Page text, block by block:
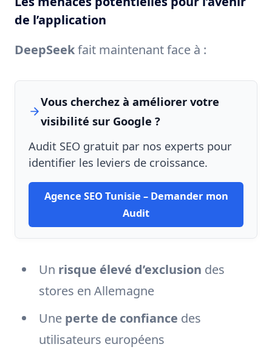
de l’application
DeepSeekfait maintenant face à :
Vous cherchez à améliorer votre
visibilité sur Google ?
Audit SEO gratuit par nos experts pour
identifier les leviers de croissance.
Agence SEO Tunisie – Demander mon
Audit
Un risque élevé d’exclusion des
stores en Allemagne
Une perte de confiance des
utilisateurs européens